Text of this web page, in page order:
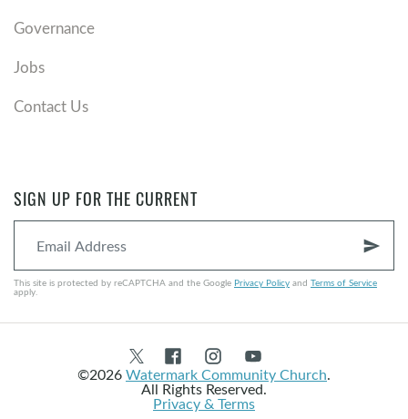
Governance
Jobs
Contact Us
SIGN UP FOR THE CURRENT
send
This site is protected by reCAPTCHA and the Google Privacy Policy and Terms of Service
apply.
©2026Watermark Community Church.
All Rights Reserved.
Privacy & Terms